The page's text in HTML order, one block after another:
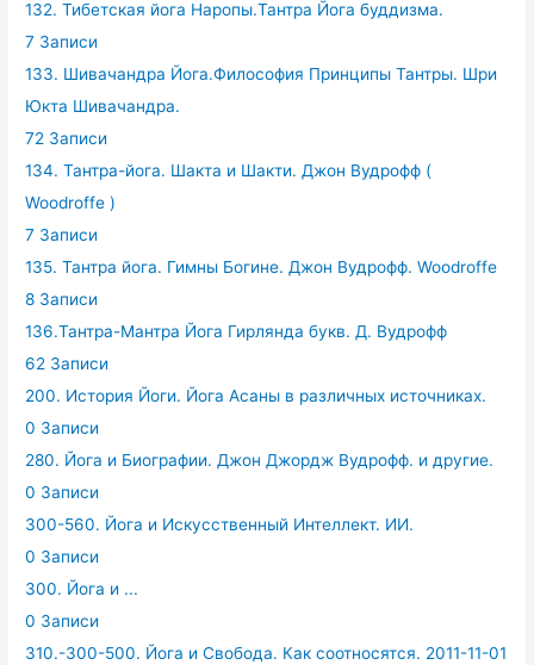
132. Тибетская йога Наропы.Тантра Йога буддизма.
7 Записи
133. Шивачандра Йога.Философия Принципы Тантры. Шри
Юкта Шивачандра.
72 Записи
134. Тантра-йога. Шакта и Шакти. Джон Вудрофф (
Woodroffe )
7 Записи
135. Тантра йога. Гимны Богине. Джон Вудрофф. Woodroffe
8 Записи
136.Тантра-Мантра Йога Гирлянда букв. Д. Вудрофф
62 Записи
200. История Йоги. Йога Асаны в различных источниках.
0 Записи
280. Йога и Биографии. Джон Джордж Вудрофф. и другие.
0 Записи
300-560. Йога и Искусственный Интеллект. ИИ.
0 Записи
300. Йога и ...
0 Записи
310.-300-500. Йога и Свобода. Как соотносятся. 2011-11-01